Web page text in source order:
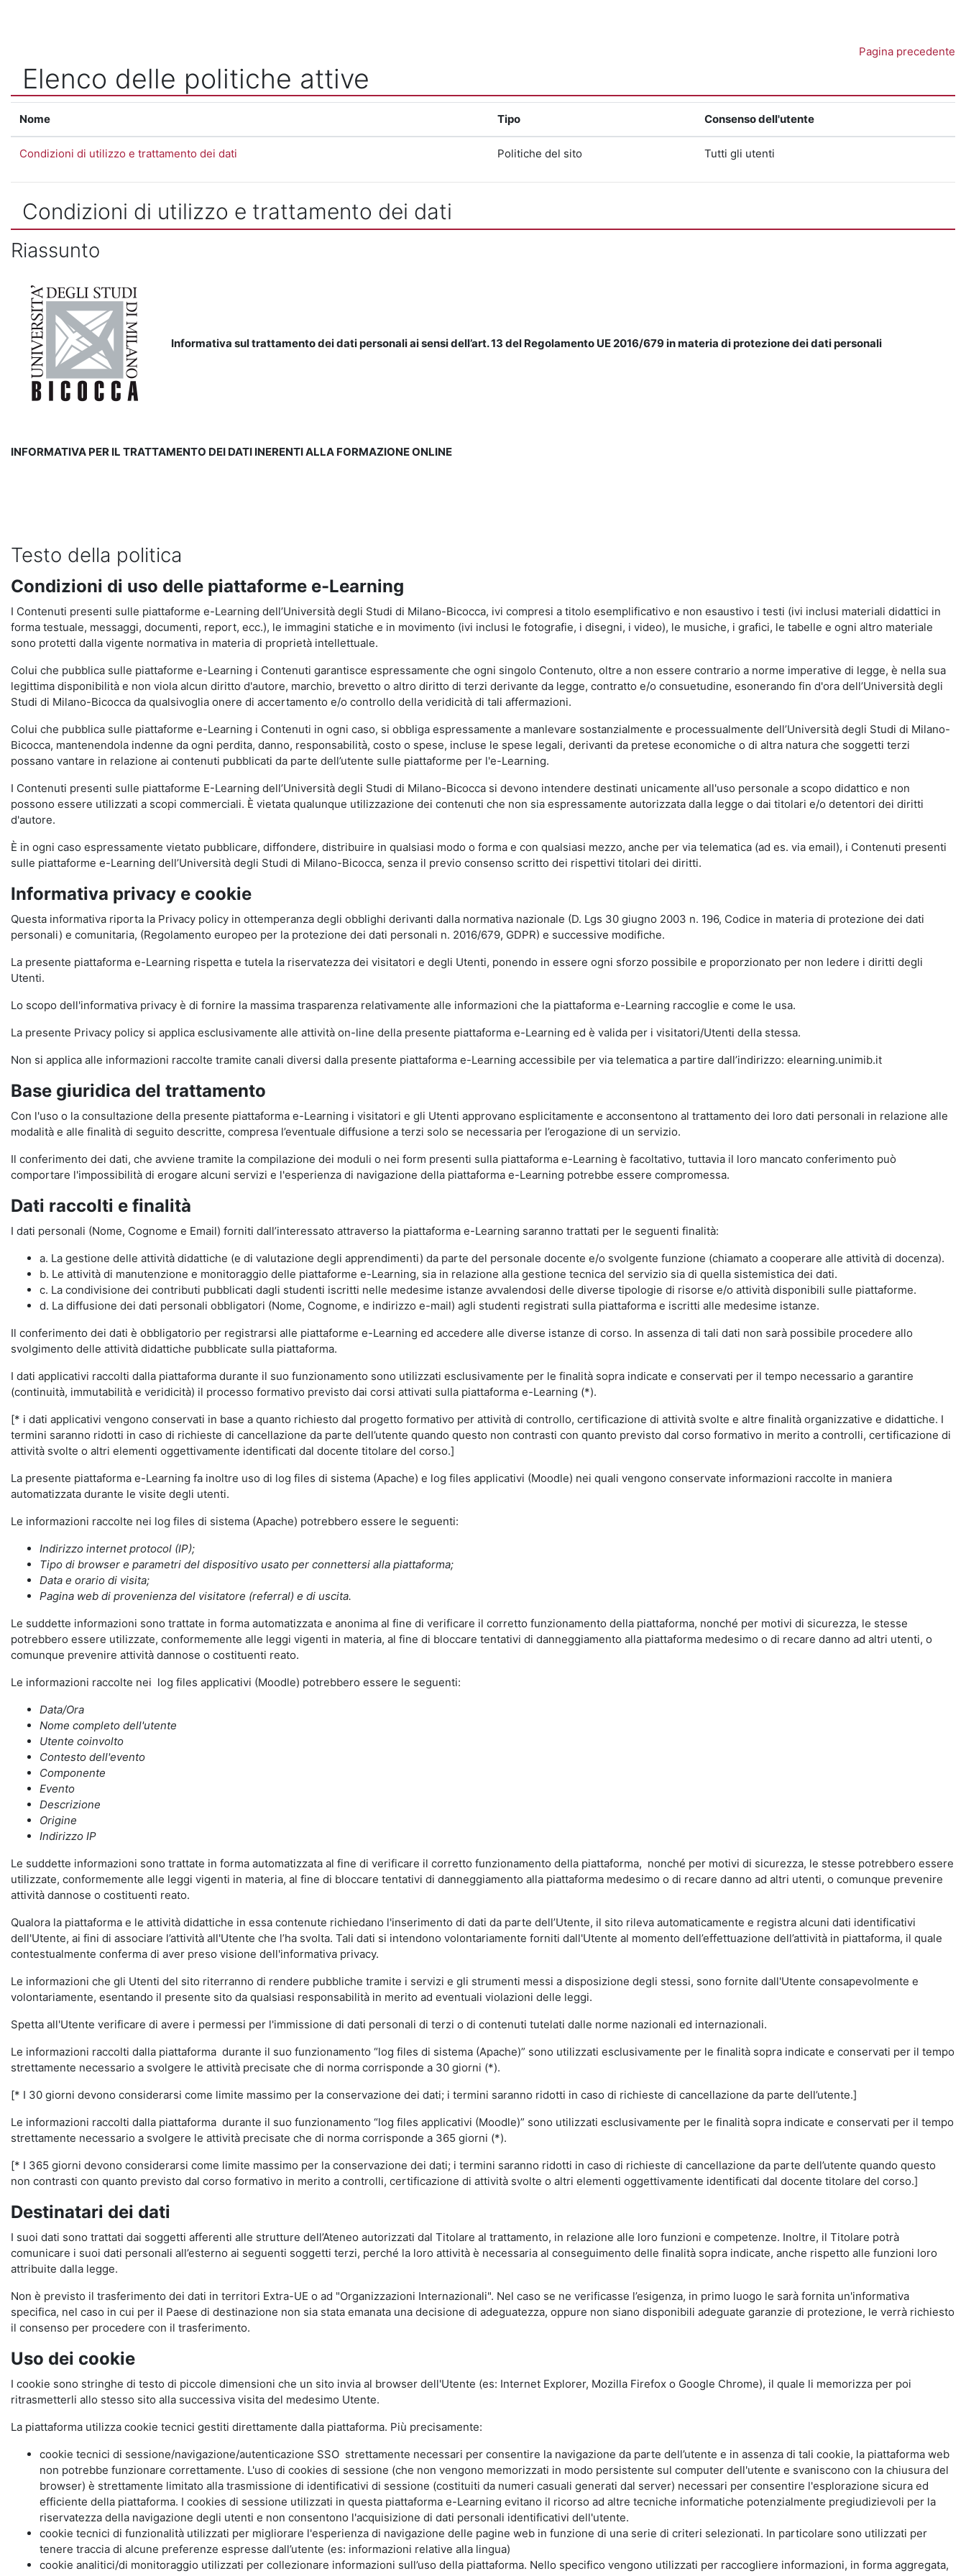
Pagina precedente
Elenco delle politiche attive
Nome Tipo Consenso dell'utente
Condizioni di utilizzo e trattamento dei dati Politiche del sito Tutti gli utenti
Condizioni di utilizzo e trattamento dei dati
Riassunto
Informativa sul trattamento dei dati personali ai sensi dell’art. 13 del Regolamento UE 2016/679 in materia di protezione dei dati personali
INFORMATIVA PER IL TRATTAMENTO DEI DATI INERENTI ALLA FORMAZIONE ONLINE
Testo della politica
Condizioni di uso delle piattaforme e-Learning
I Contenuti presenti sulle piattaforme e-Learning dell’Università degli Studi di Milano-Bicocca, ivi compresi a titolo esemplificativo e non esaustivo i testi (ivi inclusi materiali didattici in
forma testuale, messaggi, documenti, report, ecc.), le immagini statiche e in movimento (ivi inclusi le fotografie, i disegni, i video), le musiche, i grafici, le tabelle e ogni altro materiale
sono protetti dalla vigente normativa in materia di proprietà intellettuale.
Colui che pubblica sulle piattaforme e-Learning i Contenuti garantisce espressamente che ogni singolo Contenuto, oltre a non essere contrario a norme imperative di legge, è nella sua
legittima disponibilità e non viola alcun diritto d'autore, marchio, brevetto o altro diritto di terzi derivante da legge, contratto e/o consuetudine, esonerando fin d'ora dell’Università degli
Studi di Milano-Bicocca da qualsivoglia onere di accertamento e/o controllo della veridicità di tali affermazioni.
Colui che pubblica sulle piattaforme e-Learning i Contenuti in ogni caso, si obbliga espressamente a manlevare sostanzialmente e processualmente dell’Università degli Studi di Milano-
Bicocca, mantenendola indenne da ogni perdita, danno, responsabilità, costo o spese, incluse le spese legali, derivanti da pretese economiche o di altra natura che soggetti terzi
possano vantare in relazione ai contenuti pubblicati da parte dell’utente sulle piattaforme per l'e-Learning.
I Contenuti presenti sulle piattaforme E-Learning dell’Università degli Studi di Milano-Bicocca si devono intendere destinati unicamente all'uso personale a scopo didattico e non
possono essere utilizzati a scopi commerciali. È vietata qualunque utilizzazione dei contenuti che non sia espressamente autorizzata dalla legge o dai titolari e/o detentori dei diritti
d'autore.
È in ogni caso espressamente vietato pubblicare, diffondere, distribuire in qualsiasi modo o forma e con qualsiasi mezzo, anche per via telematica (ad es. via email), i Contenuti presenti
sulle piattaforme e-Learning dell’Università degli Studi di Milano-Bicocca, senza il previo consenso scritto dei rispettivi titolari dei diritti.
Informativa privacy e cookie
Questa informativa riporta la Privacy policy in ottemperanza degli obblighi derivanti dalla normativa nazionale (D. Lgs 30 giugno 2003 n. 196, Codice in materia di protezione dei dati
personali) e comunitaria, (Regolamento europeo per la protezione dei dati personali n. 2016/679, GDPR) e successive modifiche.
La presente piattaforma e-Learning rispetta e tutela la riservatezza dei visitatori e degli Utenti, ponendo in essere ogni sforzo possibile e proporzionato per non ledere i diritti degli
Utenti.
Lo scopo dell'informativa privacy è di fornire la massima trasparenza relativamente alle informazioni che la piattaforma e-Learning raccoglie e come le usa.
La presente Privacy policy si applica esclusivamente alle attività on-line della presente piattaforma e-Learning ed è valida per i visitatori/Utenti della stessa.
Non si applica alle informazioni raccolte tramite canali diversi dalla presente piattaforma e-Learning accessibile per via telematica a partire dall’indirizzo: elearning.unimib.it
Base giuridica del trattamento
Con l'uso o la consultazione della presente piattaforma e-Learning i visitatori e gli Utenti approvano esplicitamente e acconsentono al trattamento dei loro dati personali in relazione alle
modalità e alle finalità di seguito descritte, compresa l’eventuale diffusione a terzi solo se necessaria per l’erogazione di un servizio.
Il conferimento dei dati, che avviene tramite la compilazione dei moduli o nei form presenti sulla piattaforma e-Learning è facoltativo, tuttavia il loro mancato conferimento può
comportare l'impossibilità di erogare alcuni servizi e l'esperienza di navigazione della piattaforma e-Learning potrebbe essere compromessa.
Dati raccolti e finalità
I dati personali (Nome, Cognome e Email) forniti dall’interessato attraverso la piattaforma e-Learning saranno trattati per le seguenti finalità:
a. La gestione delle attività didattiche (e di valutazione degli apprendimenti) da parte del personale docente e/o svolgente funzione (chiamato a cooperare alle attività di docenza).
b. Le attività di manutenzione e monitoraggio delle piattaforme e-Learning, sia in relazione alla gestione tecnica del servizio sia di quella sistemistica dei dati.
c. La condivisione dei contributi pubblicati dagli studenti iscritti nelle medesime istanze avvalendosi delle diverse tipologie di risorse e/o attività disponibili sulle piattaforme.
d. La diffusione dei dati personali obbligatori (Nome, Cognome, e indirizzo e-mail) agli studenti registrati sulla piattaforma e iscritti alle medesime istanze.
Il conferimento dei dati è obbligatorio per registrarsi alle piattaforme e-Learning ed accedere alle diverse istanze di corso. In assenza di tali dati non sarà possibile procedere allo
svolgimento delle attività didattiche pubblicate sulla piattaforma.
I dati applicativi raccolti dalla piattaforma durante il suo funzionamento sono utilizzati esclusivamente per le finalità sopra indicate e conservati per il tempo necessario a garantire
(continuità, immutabilità e veridicità) il processo formativo previsto dai corsi attivati sulla piattaforma e-Learning (*).
[* i dati applicativi vengono conservati in base a quanto richiesto dal progetto formativo per attività di controllo, certificazione di attività svolte e altre finalità organizzative e didattiche. I
termini saranno ridotti in caso di richieste di cancellazione da parte dell’utente quando questo non contrasti con quanto previsto dal corso formativo in merito a controlli, certificazione di
attività svolte o altri elementi oggettivamente identificati dal docente titolare del corso.]
La presente piattaforma e-Learning fa inoltre uso di log files di sistema (Apache) e log files applicativi (Moodle) nei quali vengono conservate informazioni raccolte in maniera
automatizzata durante le visite degli utenti.
Le informazioni raccolte nei log files di sistema (Apache) potrebbero essere le seguenti:
Indirizzo internet protocol (IP);
Tipo di browser e parametri del dispositivo usato per connettersi alla piattaforma;
Data e orario di visita;
Pagina web di provenienza del visitatore (referral) e di uscita.
Le suddette informazioni sono trattate in forma automatizzata e anonima al fine di verificare il corretto funzionamento della piattaforma, nonché per motivi di sicurezza, le stesse
potrebbero essere utilizzate, conformemente alle leggi vigenti in materia, al fine di bloccare tentativi di danneggiamento alla piattaforma medesimo o di recare danno ad altri utenti, o
comunque prevenire attività dannose o costituenti reato.
Le informazioni raccolte nei log files applicativi (Moodle) potrebbero essere le seguenti:
Data/Ora
Nome completo dell'utente
Utente coinvolto
Contesto dell'evento
Componente
Evento
Descrizione
Origine
Indirizzo IP
Le suddette informazioni sono trattate in forma automatizzata al fine di verificare il corretto funzionamento della piattaforma, nonché per motivi di sicurezza, le stesse potrebbero essere
utilizzate, conformemente alle leggi vigenti in materia, al fine di bloccare tentativi di danneggiamento alla piattaforma medesimo o di recare danno ad altri utenti, o comunque prevenire
attività dannose o costituenti reato.
Qualora la piattaforma e le attività didattiche in essa contenute richiedano l'inserimento di dati da parte dell’Utente, il sito rileva automaticamente e registra alcuni dati identificativi
dell'Utente, ai fini di associare l’attività all'Utente che l’ha svolta. Tali dati si intendono volontariamente forniti dall'Utente al momento dell’effettuazione dell’attività in piattaforma, il quale
contestualmente conferma di aver preso visione dell'informativa privacy.
Le informazioni che gli Utenti del sito riterranno di rendere pubbliche tramite i servizi e gli strumenti messi a disposizione degli stessi, sono fornite dall'Utente consapevolmente e
volontariamente, esentando il presente sito da qualsiasi responsabilità in merito ad eventuali violazioni delle leggi.
Spetta all'Utente verificare di avere i permessi per l'immissione di dati personali di terzi o di contenuti tutelati dalle norme nazionali ed internazionali.
Le informazioni raccolti dalla piattaforma durante il suo funzionamento “log files di sistema (Apache)” sono utilizzati esclusivamente per le finalità sopra indicate e conservati per il tempo
strettamente necessario a svolgere le attività precisate che di norma corrisponde a 30 giorni (*).
[* I 30 giorni devono considerarsi come limite massimo per la conservazione dei dati; i termini saranno ridotti in caso di richieste di cancellazione da parte dell’utente.]
Le informazioni raccolti dalla piattaforma durante il suo funzionamento “log files applicativi (Moodle)” sono utilizzati esclusivamente per le finalità sopra indicate e conservati per il tempo
strettamente necessario a svolgere le attività precisate che di norma corrisponde a 365 giorni (*).
[* I 365 giorni devono considerarsi come limite massimo per la conservazione dei dati; i termini saranno ridotti in caso di richieste di cancellazione da parte dell’utente quando questo
non contrasti con quanto previsto dal corso formativo in merito a controlli, certificazione di attività svolte o altri elementi oggettivamente identificati dal docente titolare del corso.]
Destinatari dei dati
I suoi dati sono trattati dai soggetti afferenti alle strutture dell’Ateneo autorizzati dal Titolare al trattamento, in relazione alle loro funzioni e competenze. Inoltre, il Titolare potrà
comunicare i suoi dati personali all’esterno ai seguenti soggetti terzi, perché la loro attività è necessaria al conseguimento delle finalità sopra indicate, anche rispetto alle funzioni loro
attribuite dalla legge.
Non è previsto il trasferimento dei dati in territori Extra-UE o ad "Organizzazioni Internazionali". Nel caso se ne verificasse l’esigenza, in primo luogo le sarà fornita un'informativa
specifica, nel caso in cui per il Paese di destinazione non sia stata emanata una decisione di adeguatezza, oppure non siano disponibili adeguate garanzie di protezione, le verrà richiesto
il consenso per procedere con il trasferimento.
Uso dei cookie
I cookie sono stringhe di testo di piccole dimensioni che un sito invia al browser dell'Utente (es: Internet Explorer, Mozilla Firefox o Google Chrome), il quale li memorizza per poi
ritrasmetterli allo stesso sito alla successiva visita del medesimo Utente.
La piattaforma utilizza cookie tecnici gestiti direttamente dalla piattaforma. Più precisamente:
cookie tecnici di sessione/navigazione/autenticazione SSO strettamente necessari per consentire la navigazione da parte dell’utente e in assenza di tali cookie, la piattaforma web
non potrebbe funzionare correttamente. L'uso di cookies di sessione (che non vengono memorizzati in modo persistente sul computer dell'utente e svaniscono con la chiusura del
browser) è strettamente limitato alla trasmissione di identificativi di sessione (costituiti da numeri casuali generati dal server) necessari per consentire l'esplorazione sicura ed
efficiente della piattaforma. I cookies di sessione utilizzati in questa piattaforma e-Learning evitano il ricorso ad altre tecniche informatiche potenzialmente pregiudizievoli per la
riservatezza della navigazione degli utenti e non consentono l'acquisizione di dati personali identificativi dell'utente.
cookie tecnici di funzionalità utilizzati per migliorare l'esperienza di navigazione delle pagine web in funzione di una serie di criteri selezionati. In particolare sono utilizzati per
tenere traccia di alcune preferenze espresse dall’utente (es: informazioni relative alla lingua)
cookie analitici/di monitoraggio utilizzati per collezionare informazioni sull’uso della piattaforma. Nello specifico vengono utilizzati per raccogliere informazioni, in forma aggregata,